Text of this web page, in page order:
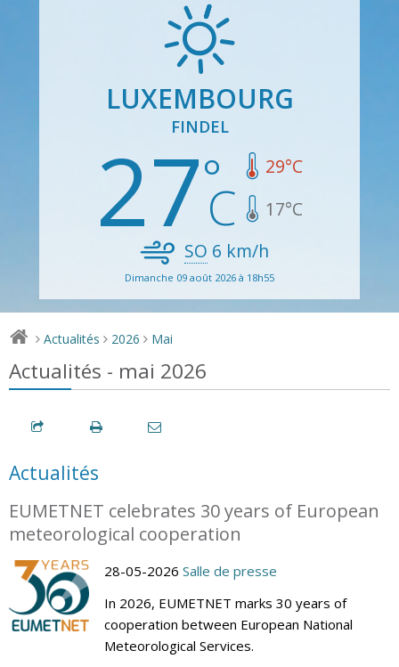
LUXEMBOURG
FINDEL
27 29°C
17°C
SO 6 km/h
Dimanche 09 août 2026 à 18h55
> Actualités > 2026 > Mai
Actualités - mai 2026
Actualités
EUMETNET celebrates 30 years of European
meteorological cooperation
28-05-2026 Salle de presse
In 2026, EUMETNET marks 30 years of
cooperation between European National
Meteorological Services.